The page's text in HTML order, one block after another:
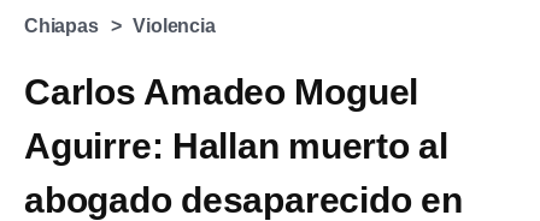
Chiapas Violencia
Carlos Amadeo Moguel
Aguirre: Hallan muerto al
abogado desaparecido en